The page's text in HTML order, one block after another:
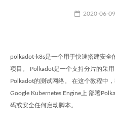
2020-06-09
polkadot-k8s是一个用于快速搭建安全
项目。 Polkadot是一个支持分片的采
Polkadot的测试网络。 在这个教程中
Google Kubernetes Engine上 部署
码或安全任何启动脚本。